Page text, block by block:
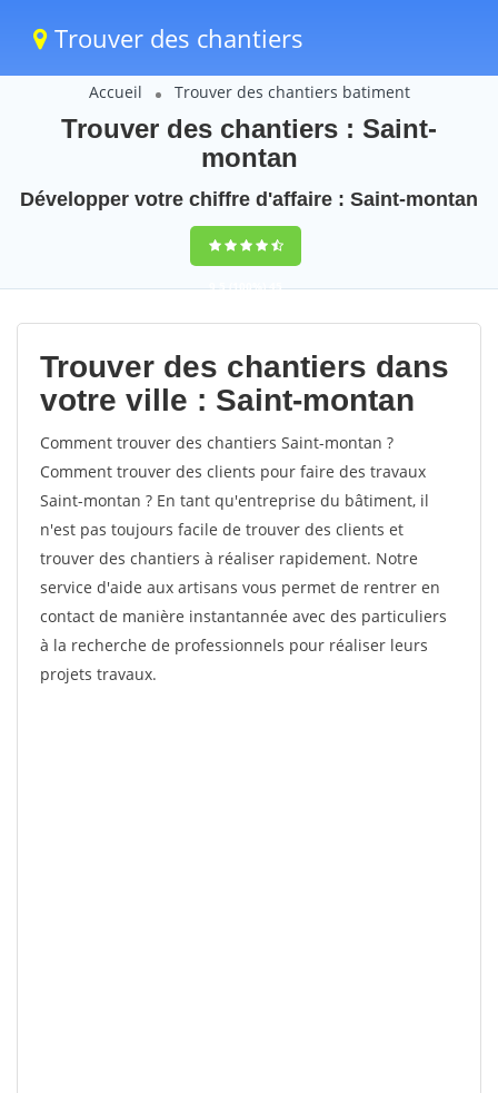
Trouver des chantiers
Accueil Trouver des chantiers batiment
Trouver des chantiers : Saint-
montan
Développer votre chiffre d'affaire : Saint-montan
9,5(100%)45
votes
Trouver des chantiers dans
votre ville : Saint-montan
Comment trouver des chantiers Saint-montan ?
Comment trouver des clients pour faire des travaux
Saint-montan ? En tant qu'entreprise du bâtiment, il
n'est pas toujours facile de trouver des clients et
trouver des chantiers à réaliser rapidement. Notre
service d'aide aux artisans vous permet de rentrer en
contact de manière instantannée avec des particuliers
à la recherche de professionnels pour réaliser leurs
projets travaux.